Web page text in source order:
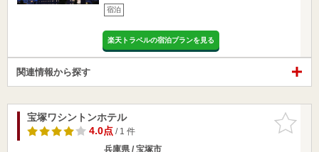
宿泊
楽天トラベルの宿泊プランを見る
関連情報から探す
お気に入
りに追加
宝塚ワシントンホテル
4.0点/ 1 件
兵庫県 / 宝塚市